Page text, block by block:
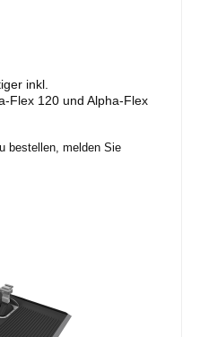
inkl.
Flex 120 und Alpha-Flex
bestellen, melden Sie